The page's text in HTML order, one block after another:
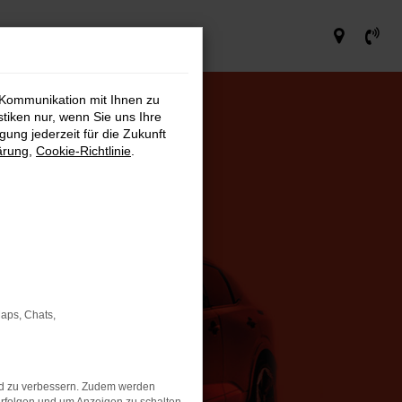
mit Ihnen zu
nur, wenn Sie uns Ihre
jederzeit für die Zukunft
Cookie-Richtlinie
Chats,
zu verbessern. Zudem werden